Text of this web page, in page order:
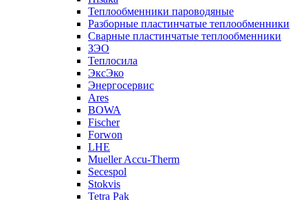
Теплообменники пароводяные
Разборные пластинчатые теплообменники
Сварные пластинчатые теплообменники
ЗЭО
Теплосила
ЭксЭко
Энергосервис
Ares
BOWA
Fischer
Forwon
LHE
Mueller Accu-Therm
Secespol
Stokvis
Tetra Pak